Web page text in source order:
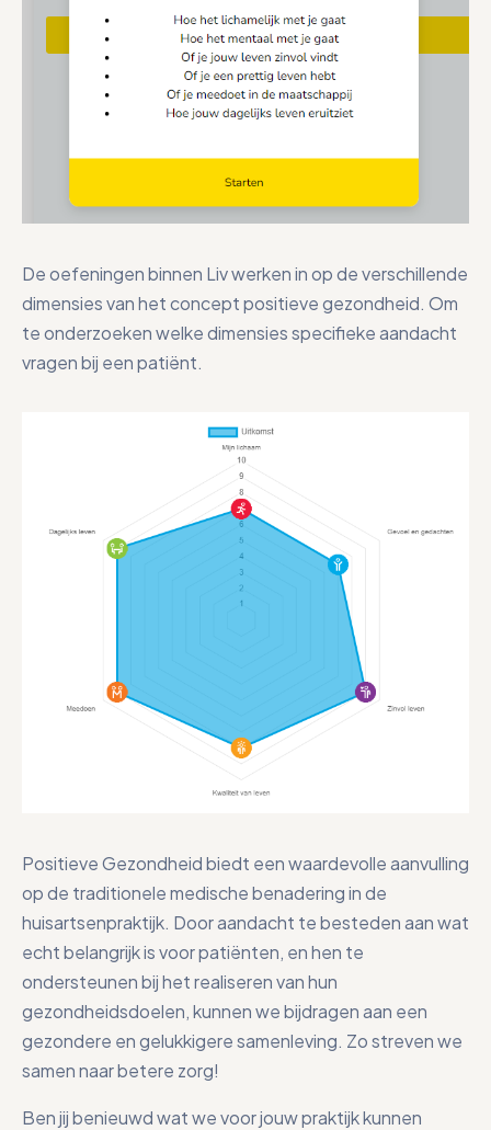
De oefeningen binnen Liv werken in op de verschillende
dimensies van het concept positieve gezondheid. Om
te onderzoeken welke dimensies specifieke aandacht
vragen bij een patiënt.
Positieve Gezondheid biedt een waardevolle aanvulling
op de traditionele medische benadering in de
huisartsenpraktijk. Door aandacht te besteden aan wat
echt belangrijk is voor patiënten, en hen te
ondersteunen bij het realiseren van hun
gezondheidsdoelen, kunnen we bijdragen aan een
gezondere en gelukkigere samenleving. Zo streven we
samen naar betere zorg!
Ben jij benieuwd wat we voor jouw praktijk kunnen